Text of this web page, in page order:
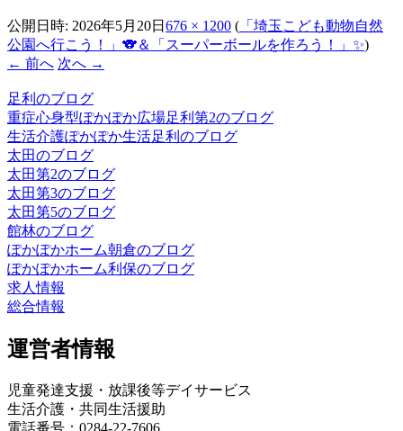
公開日時: 2026年5月20日 676 × 1200 ( 「埼玉こども動物自然
公園へ行こう！」🐨＆「スーパーボールを作ろう！」✨)
← 前へ 次へ →
足利のブログ
重症心身型ぽかぽか広場足利第2のブログ
生活介護ぽかぽか生活足利のブログ
太田のブログ
太田第2のブログ
太田第3のブログ
太田第5のブログ
館林のブログ
ぽかぽかホーム朝倉のブログ
ぽかぽかホーム利保のブログ
求人情報
総合情報
運営者情報
児童発達支援・放課後等デイサービス
生活介護・共同生活援助
電話番号：0284-22-7606